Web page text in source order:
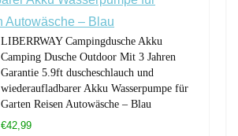
LIBERRWAY Campingdusche Akku
Camping Dusche Outdoor Mit 3 Jahren
Garantie 5.9ft duscheschlauch und
wiederaufladbarer Akku Wasserpumpe für
Garten Reisen Autowäsche – Blau
€42,99